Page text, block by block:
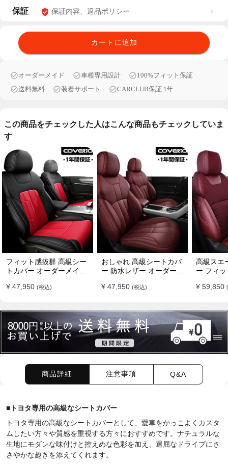
保証 保証内容、返品ポリシー
カートに追加
オーダーメイド 車種専用設計
100%フィット保証
送料無料
装着サポート CARCLUB保証 1年
この商品をチェックした人はこんな商品もチェックしていま
す
フィット感抜群 高級シー
トカバー オーダーメイド
全席セット
¥ 47,950 (税込)
おしゃれ 高級シートカバ
ー 防水レザー オーダーメ
全席セット
¥ 47,950 (税込)
高級スエ
ー フィ
全席セッ
¥ 59,850
商品詳細 注意事項 Q&A
■ トヨタ専用の高級なシートカバー
トヨタ専用の高級なシートカバーとして、愛車をかっこよくカスタ
ムしたい方々や質感を重視する方々におすすめです。ナチュラルな
生地にモダンな味付けと控えめな色彩を加え、退屈なドライブにさ
さやかな趣きを添えてくれます。